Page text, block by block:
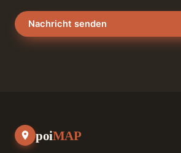
Nachricht senden
poiMAP